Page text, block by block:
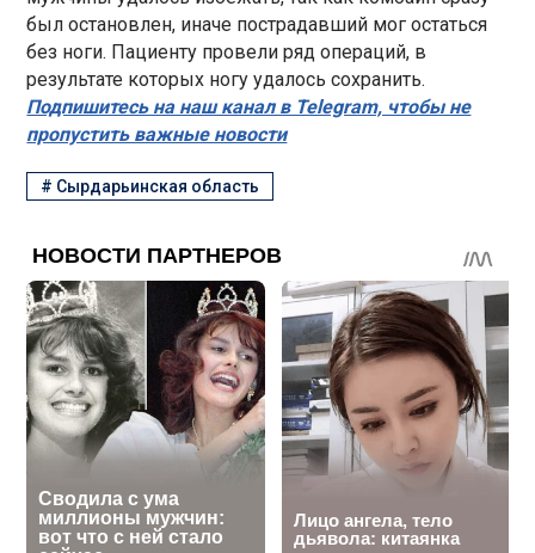
был остановлен, иначе пострадавший мог остаться
без ноги. Пациенту провели ряд операций, в
результате которых ногу удалось сохранить.
Подпишитесь на наш канал в Telegram, чтобы не
пропустить важные новости
# Сырдарьинская область